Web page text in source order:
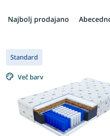
Najbolj prodajano
Standard
Več barv